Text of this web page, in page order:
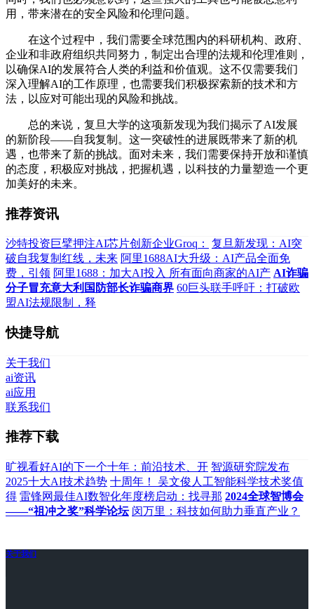
用，带来潜在的安全风险和伦理问题。
在这个过程中，我们需要全球范围内的科研机构、政府、
企业和非政府组织共同努力，制定出合理的法规和伦理准则，
以确保AI的发展符合人类的利益和价值观。这不仅需要我们
深入理解AI的工作原理，也需要我们积极探索新的技术和方
法，以应对可能出现的风险和挑战。
总的来说，复旦大学的这项新发现为我们揭示了AI发展
的新阶段——自我复制。这一突破性的进展既带来了新的机
遇，也带来了新的挑战。面对未来，我们需要保持开放和谨慎
的态度，积极应对挑战，把握机遇，以科技的力量塑造一个更
加美好的未来。
推荐资讯
沙特投资巨擘押注AI芯片创新企业Groq：
复旦新发现：AI突
破自我复制红线，未来 阿里1688AI大升级：AI产品全面免
费，引领 阿里1688：加大AI投入 所有面向商家的AI产 AI诈骗
分子冒充意大利国防部长诈骗商界 60巨头联手呼吁：打破欧
盟AI法规限制，释
快捷导航
关于我们
ai资讯
ai应用
联系我们
推荐下载
旷视看好AI的下一个十年：前沿技术、开 智源研究院发布
2025十大AI技术趋势 十周年！ 吴文俊人工智能科学技术奖值
得 雷锋网最佳AI数智化年度榜启动：找寻那 2024全球智博会
——“祖冲之奖”科学论坛 闵万里：科技如何助力垂直产业？
关于我们